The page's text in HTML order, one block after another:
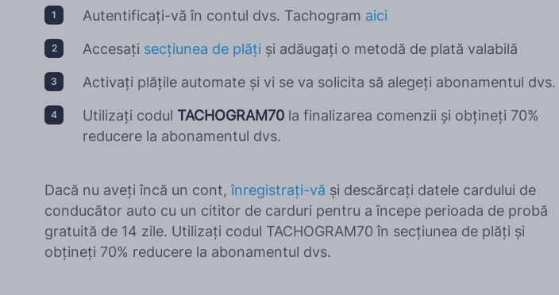
limbi
Autentificați-vă în contul dvs. Tachogram aici
Accesați secțiunea de plăți și adăugați o metodă de plată valabilă
Activați plățile automate și vi se va solicita să alegeți abonamentul dvs.
Utilizați codul TACHOGRAM70 la finalizarea comenzii și obțineți 70%
reducere la abonamentul dvs.
Dacă nu aveți încă un cont,înregistrați-vă și descărcați datele cardului de
conducător auto cu un cititor de carduri pentru a începe perioada de probă
gratuită de 14 zile. Utilizați codul TACHOGRAM70 în secțiunea de plăți și
obțineți 70% reducere la abonamentul dvs.